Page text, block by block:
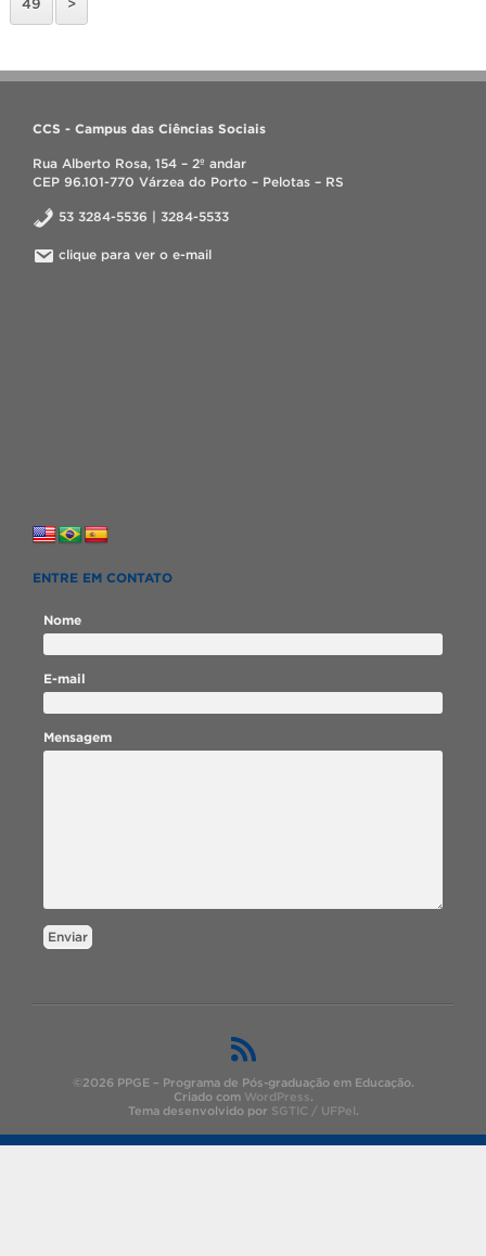
49 >
CCS - Campus das Ciências Sociais
Rua Alberto Rosa, 154 – 2º andar
CEP 96.101-770 Várzea do Porto – Pelotas – RS
53 3284-5536 | 3284-5533
clique para ver o e-mail
ENTRE EM CONTATO
Nome
E-mail
Mensagem
Enviar
©2026 PPGE – Programa de Pós-graduação em Educação.
Criado com WordPress.
Tema desenvolvido por SGTIC / UFPel.